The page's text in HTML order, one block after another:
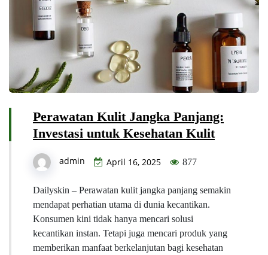
Perawatan Kulit Jangka Panjang:
Investasi untuk Kesehatan Kulit
admin April 16, 2025 877
Dailyskin – Perawatan kulit jangka panjang semakin
mendapat perhatian utama di dunia kecantikan.
Konsumen kini tidak hanya mencari solusi
kecantikan instan. Tetapi juga mencari produk yang
memberikan manfaat berkelanjutan bagi kesehatan